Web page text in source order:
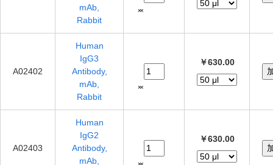
mAb,
Rabbit
A02402
Human
IgG3
Antibody,
mAb,
Rabbit
￥630.00
A02403
Human
IgG2
Antibody,
mAb,
￥630.00